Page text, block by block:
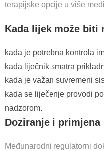
terapijske opcije u više
Kada lijek može biti
kada je potrebna kontrola
kada liječnik smatra
kada je važan suvremeni
kada se liječenje provodi
nadzorom.
Doziranje i primjena
Međunarodni regulatorni